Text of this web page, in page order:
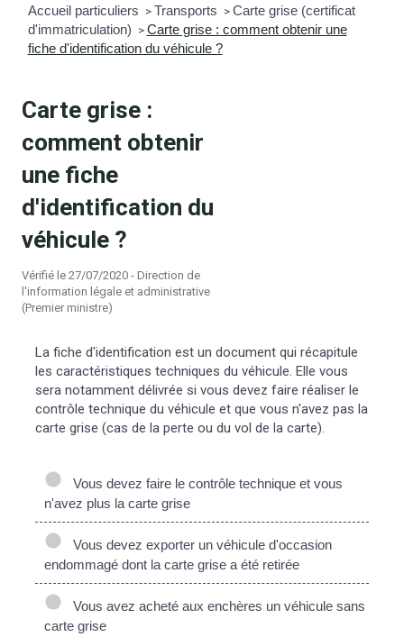
municipaux
sur la commune
d’urbanisme
Association
voirie, arrêté de circulation et
domaine public
à la commune
Accueil particuliers > Transports > Carte grise (certificat
d'immatriculation) > Carte grise : comment obtenir une
fiche d'identification du véhicule ?
Carte grise :
comment obtenir
une fiche
d'identification du
véhicule ?
Vérifié le 27/07/2020 - Direction de
l'information légale et administrative
(Premier ministre)
La fiche d'identification est un document qui récapitule
les caractéristiques techniques du véhicule. Elle vous
sera notamment délivrée si vous devez faire réaliser le
contrôle technique du véhicule et que vous n'avez pas la
carte grise (cas de la perte ou du vol de la carte).
Vous devez faire le contrôle technique et vous
n'avez plus la carte grise
Vous devez exporter un véhicule d'occasion
endommagé dont la carte grise a été retirée
Vous avez acheté aux enchères un véhicule sans
carte grise